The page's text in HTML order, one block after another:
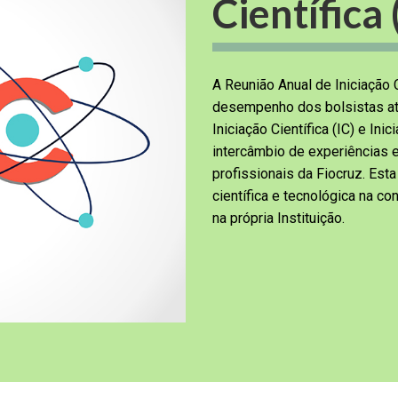
Científica
A Reunião Anual de
desempenho dos bolsistas
Iniciação Científica (IC) e
intercâmbio de experiências
profissionais da Fiocruz.
científica e tecnológica na
na própria Instituição.